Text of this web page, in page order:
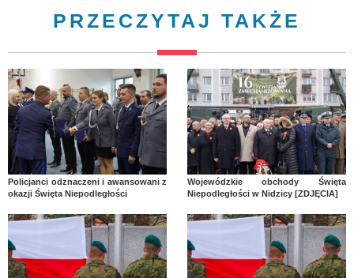
PRZECZYTAJ TAKŻE
Policjanci odznaczeni i awansowani z
okazji Święta Niepodległości
Wojewódzkie obchody Święta
Niepodległości w Nidzicy [ZDJĘCIA]